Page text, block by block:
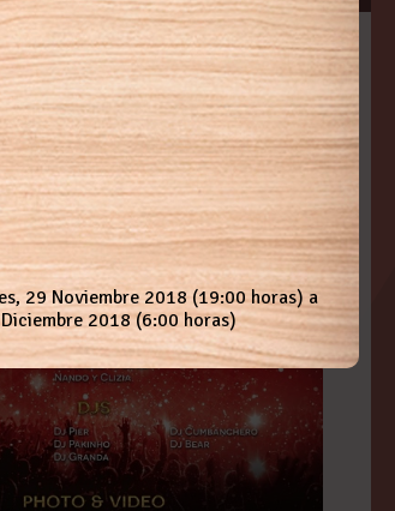
29 Noviembre 2018 (19:00 horas) a
2018 (6:00 horas)